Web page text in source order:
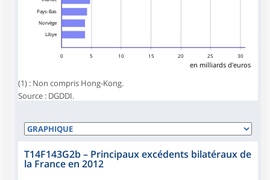
0 5 10 15 20 25 30
en milliards d'euros
Pays-Bas
Norvège
Libye
(1) : Non compris Hong-Kong.
Source : DGDDI.
T14F143G2b– Principaux excédents bilatéraux de
la France en 2012